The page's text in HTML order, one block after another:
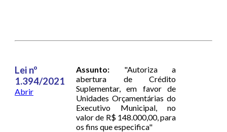
Lei nº
1.394/2021
Abrir
Assunto: "Autoriza a
abertura de Crédito
Suplementar, em favor de
Unidades Orçamentárias do
Executivo Municipal, no
valor de R$ 148.000,00, para
os fins que especifica"